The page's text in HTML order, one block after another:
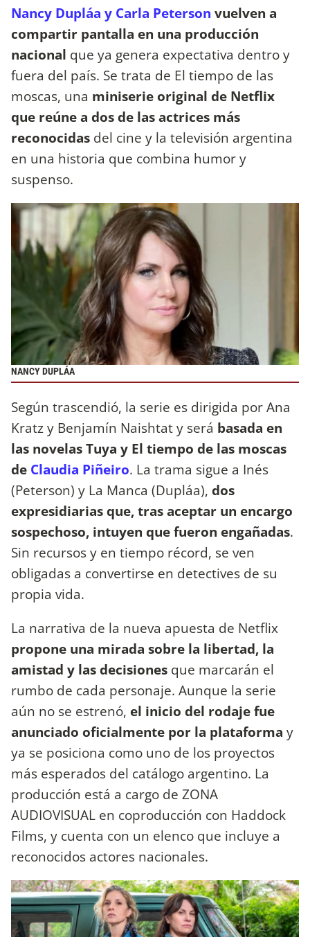
Nancy Dupláa y Carla Peterson vuelven a
compartir pantalla en una producción
nacional que ya genera expectativa dentro y
fuera del país. Se trata de El tiempo de las
moscas, una miniserie original de Netflix
que reúne a dos de las actrices más
reconocidas del cine y la televisión argentina
en una historia que combina humor y
suspenso.
NANCY DUPLÁA
Según trascendió, la serie es dirigida por Ana
Kratz y Benjamín Naishtat y será basada en
las novelas Tuya y El tiempo de las moscas
de Claudia Piñeiro. La trama sigue a Inés
(Peterson) y La Manca (Dupláa), dos
expresidiarias que, tras aceptar un encargo
sospechoso, intuyen que fueron engañadas.
Sin recursos y en tiempo récord, se ven
obligadas a convertirse en detectives de su
propia vida.
La narrativa de la nueva apuesta de Netflix
propone una mirada sobre la libertad, la
amistad y las decisiones que marcarán el
rumbo de cada personaje. Aunque la serie
aún no se estrenó, el inicio del rodaje fue
anunciado oficialmente por la plataforma y
ya se posiciona como uno de los proyectos
más esperados del catálogo argentino. La
producción está a cargo de ZONA
AUDIOVISUAL en coproducción con Haddock
Films, y cuenta con un elenco que incluye a
reconocidos actores nacionales.